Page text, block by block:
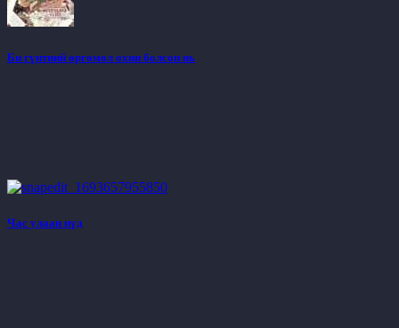
Би гүнтний өргөмөл охин болсон нь
Час улаан нүд